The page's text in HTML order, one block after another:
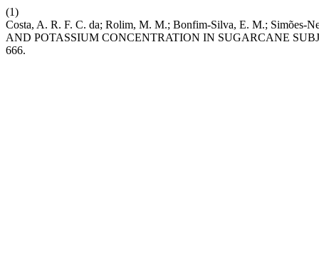
(1)
Costa, A. R. F. C. da; Rolim, M. M.; Bonfim-Silva, E. M.; Simões-
AND POTASSIUM CONCENTRATION IN SUGARCANE
666.